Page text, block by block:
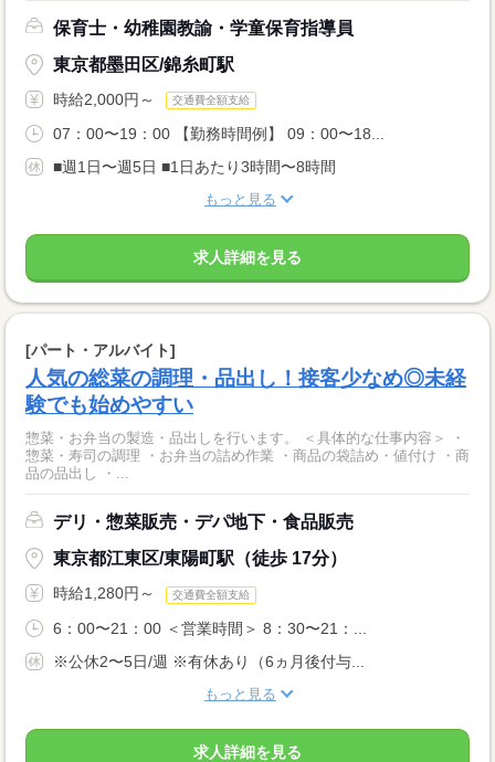
保育士・幼稚園教諭・学童保育指導員
東京都墨田区/錦糸町駅
時給2,000円～ 交通費全額支給
07：00〜19：00 【勤務時間例】 09：00〜18...
■週1日〜週5日 ■1日あたり3時間〜8時間
もっと見る
求人詳細を見る
[パート・アルバイト]
人気の総菜の調理・品出し！接客少なめ◎未経
験でも始めやすい
惣菜・お弁当の製造・品出しを行います。 ＜具体的な仕事内容＞ ・
惣菜・寿司の調理 ・お弁当の詰め作業 ・商品の袋詰め・値付け ・商
品の品出し ・...
デリ・惣菜販売・デパ地下・食品販売
東京都江東区/東陽町駅（徒歩 17分）
時給1,280円～ 交通費全額支給
6：00〜21：00 ＜営業時間＞ 8：30〜21：...
※公休2〜5日/週 ※有休あり（6ヵ月後付与...
もっと見る
求人詳細を見る